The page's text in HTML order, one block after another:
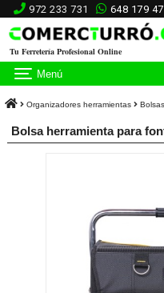
972 233 731 648 179
Tu Ferretería Profesional Online
Menú
Organizadores herramientas
Bolsa herramienta para